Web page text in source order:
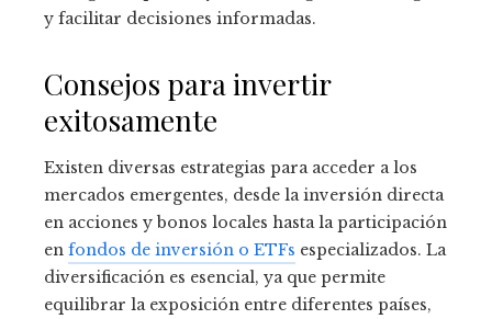
y facilitar decisiones informadas.
Consejos para invertir
exitosamente
Existen diversas estrategias para acceder a los
mercados emergentes, desde la inversión directa
en acciones y bonos locales hasta la participación
en fondos de inversión o ETFs especializados. La
diversificación es esencial, ya que permite
equilibrar la exposición entre diferentes países,